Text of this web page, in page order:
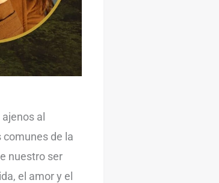
al
comunes de la
nuestro ser
el amor y el